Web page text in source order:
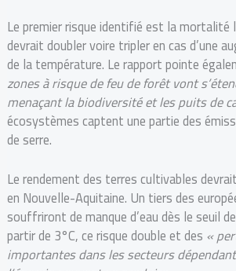
Le premier risque identifié est la mortalité
devrait doubler voire tripler en cas d’une
de la température. Le rapport pointe
zones à risque de feu de forêt vont
menaçant la biodiversité et les puits de
écosystèmes captent une partie des
de serre.
Le rendement des terres cultivables
en Nouvelle-Aquitaine. Un tiers des
souffriront de manque d’eau dès le seuil
partir de 3°C, ce risque double et des «
importantes dans les secteurs